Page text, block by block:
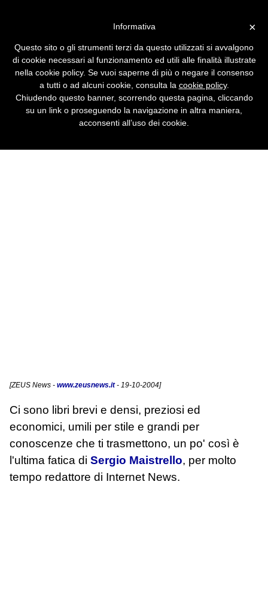
Un piccolo e prezioso manuale di Sergio
Maistrello, che è anche un sito web, insegna
come farsi un blog.
[ZEUS News - www.zeusnews.it- 19-10-2004]
Ci sono libri brevi e densi, preziosi ed
economici, umili per stile e grandi per
conoscenze che ti trasmettono, un po' così è
l'ultima fatica di Sergio Maistrello, per molto
tempo redattore di Internet News.
×
Informativa
Questo sito o gli strumenti terzi da questo utilizzati si avvalgono
di cookie necessari al funzionamento ed utili alle finalità illustrate
nella cookie policy. Se vuoi saperne di più o negare il consenso
a tutti o ad alcuni cookie, consulta la cookie policy.
Chiudendo questo banner, scorrendo questa pagina, cliccando
su un link o proseguendo la navigazione in altra maniera,
acconsenti all’uso dei cookie.